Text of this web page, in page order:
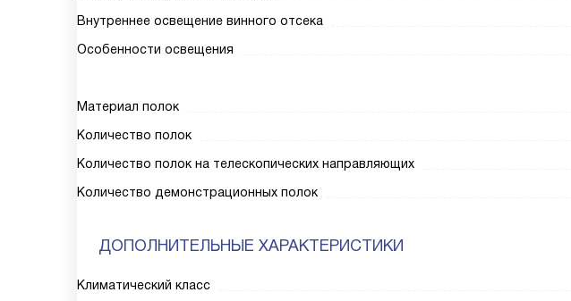
Внутреннее освещение винного отсека
Особенности освещения
Материал полок
Количество полок
Количество полок на телескопических направляющих
Количество демонстрационных полок
ДОПОЛНИТЕЛЬНЫЕ ХАРАКТЕРИСТИКИ
Климатический класс